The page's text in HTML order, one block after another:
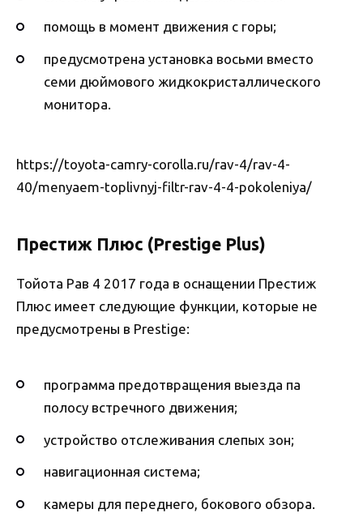
помощь в момент движения с горы;
предусмотрена установка восьми вместо
семи дюймового жидкокристаллического
монитора.
https://toyota-camry-corolla.ru/rav-4/rav-4-
40/menyaem-toplivnyj-filtr-rav-4-4-pokoleniya/
Престиж Плюс (Prestige Plus)
Тойота Рав 4 2017 года в оснащении Престиж
Плюс имеет следующие функции, которые не
предусмотрены в Prestige:
программа предотвращения выезда па
полосу встречного движения;
устройство отслеживания слепых зон;
навигационная система;
камеры для переднего, бокового обзора.